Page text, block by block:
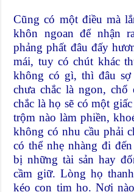
Cũng có một điều mà
khôn ngoan để nhận
phảng phất đâu đấy
mái, tuy có chút khác
không có gì, thì đâu
chưa chắc là ngon,
chắc là họ sẽ có một
trộm nào làm phiền,
không có nhu cầu phải
có thể nhẹ nhàng đi
bị những tài sản hay
cầm giữ. Lòng họ
kéo con tim họ. Nơi